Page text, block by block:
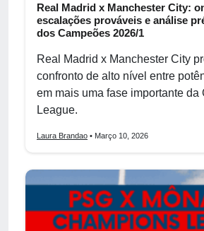
Real Madrid x Manchester City:
escalações prováveis e análise
dos Campeões 2026/1
Real Madrid x Manchester City
confronto de alto nível entre
em mais uma fase importante da
League.
Laura Brandao • Março 10, 2026